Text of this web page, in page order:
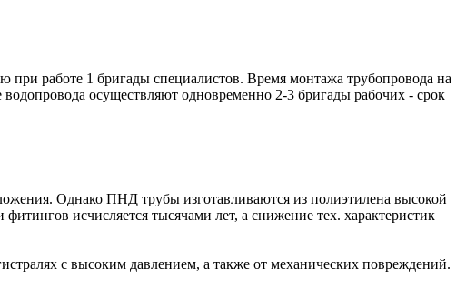
при работе 1 бригады специалистов. Время монтажа трубопровода на
осуществляют одновременно 2-3 бригады рабочих - срок
Однако ПНД трубы изготавливаются из полиэтилена высокой
исчисляется тысячами лет, а снижение тех. характеристик
с высоким давлением, а также от механических повреждений.